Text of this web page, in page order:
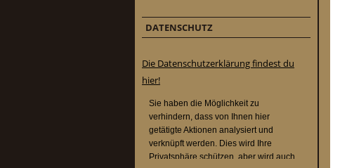
DATENSCHUTZ
Die Datenschutzerklärung findest du
hier!